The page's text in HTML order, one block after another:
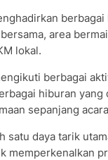
area
lokal.
berbagai
hiburan
sepanjang
satu daya tarik
memperkenalkan